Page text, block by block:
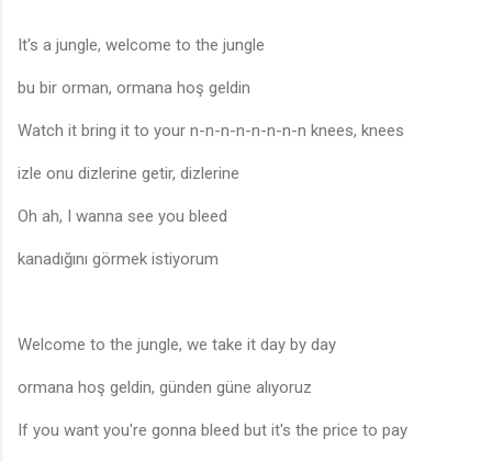
It's a jungle, welcome to the jungle
bu bir orman, ormana hoş geldin
Watch it bring it to your n-n-n-n-n-n-n-n knees, knees
izle onu dizlerine getir, dizlerine
Oh ah, I wanna see you bleed
kanadığını görmek istiyorum
Welcome to the jungle, we take it day by day
ormana hoş geldin, günden güne alıyoruz
If you want you're gonna bleed but it's the price to pay